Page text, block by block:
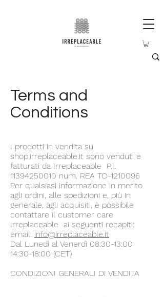
Terms and
Conditions
I prodotti in vendita su
shop.irreplaceable.it sono venduti e
fatturati da Irreplaceable P.I.
11394250010 num. REA TO-1210096
Per qualsiasi informazione in merito
agli ordini, alle spedizioni e, più in
generale, agli acquisiti, è possibile
contattare il customer care
Irreplaceable ai seguenti recapiti:
email: info@irreplaceable.it
Dal Lunedì al Venerdì 08:30-13:00
14:30-18:00 (CET)
CONDIZIONI GENERALI DI VENDITA